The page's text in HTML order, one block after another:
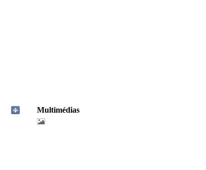
Multimédias